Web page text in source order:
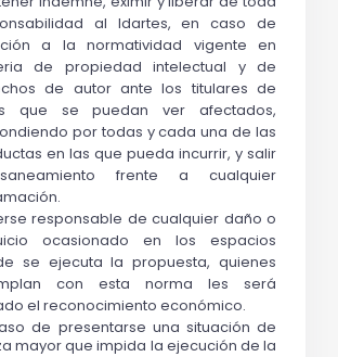
al Idartes, en caso de
a la normatividad vigente en
de propiedad intelectual y de
de autor ante los titulares de
que se puedan ver afectados,
por todas y cada una de las
en las que pueda incurrir, y salir
frente a cualquier
responsable de cualquier daño o
ocasionado en los espacios
se ejecuta la propuesta, quienes
con esta norma les será
el reconocimiento económico.
de presentarse una situación de
mayor que impida la ejecución de la